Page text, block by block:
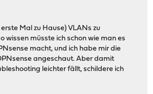
Mal zu Hause) VLANs zu
wissen müsste ich schon wie man es
macht, und ich habe mir die
angeschaut. Aber damit
leichter fällt, schildere ich